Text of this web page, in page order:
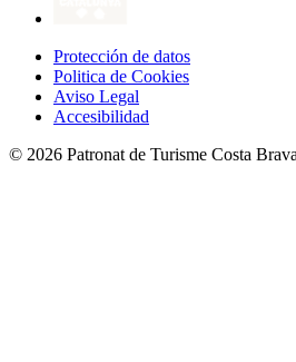
Protección de datos
Politica de Cookies
Aviso Legal
Accesibilidad
© 2026 Patronat de Turisme Costa